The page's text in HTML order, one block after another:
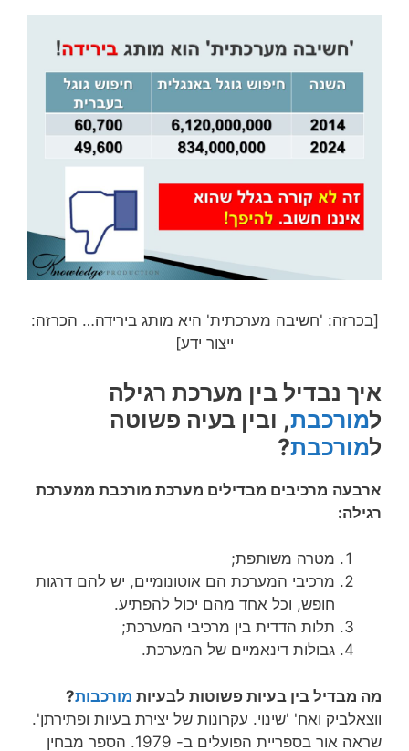
[בכרזה: 'חשיבה מערכתית' היא מותג בירידה… הכרזה:
ייצור ידע]
איך נבדיל בין מערכת רגילה
למורכבת, ובין בעיה פשוטה
למורכבת?
ארבעה מרכיבים מבדילים מערכת מורכבת ממערכת
רגילה:
מטרה משותפת;
מרכיבי המערכת הם אוטונומיים, יש להם דרגות
חופש, וכל אחד מהם יכול להפתיע.
תלות הדדית בין מרכיבי המערכת;
גבולות דינאמיים של המערכת.
מה מבדיל בין בעיות פשוטות לבעיות מורכבות?
ווצאלביק ואח' 'שינוי. עקרונות של יצירת בעיות ופתירתן'.
שראה אור בספריית הפועלים ב- 1979. הספר מבחין